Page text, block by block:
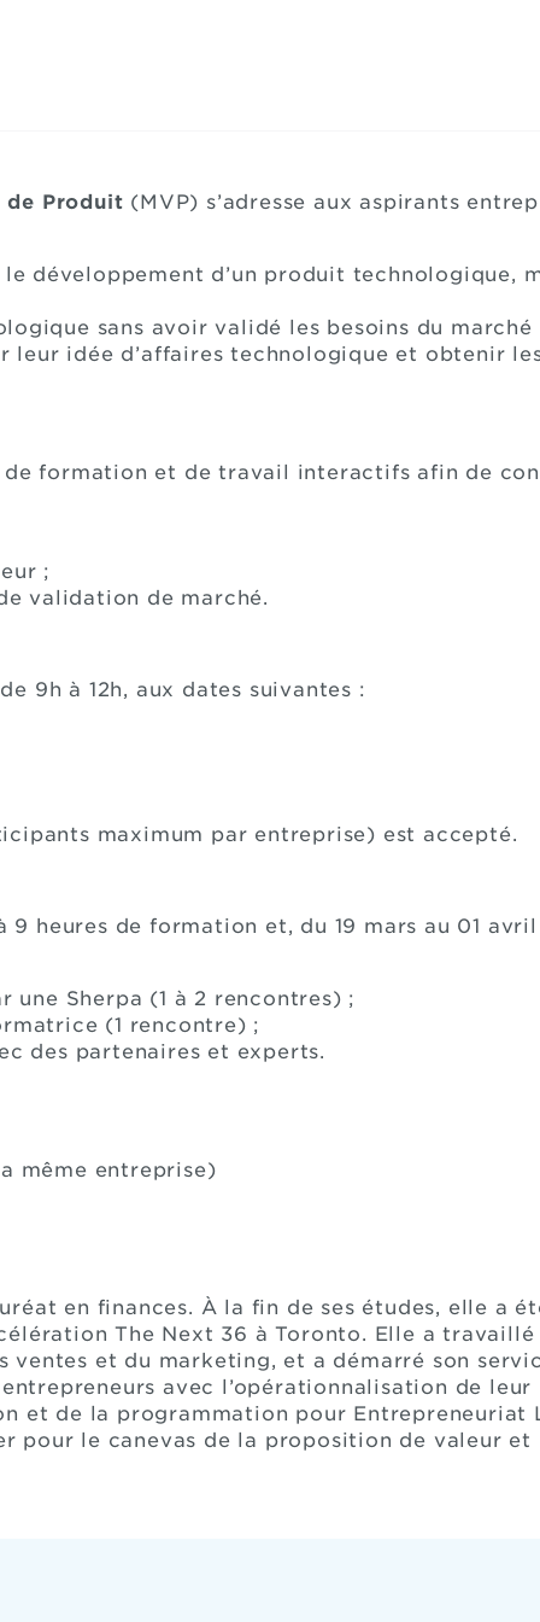
de Produit (MVP) s’adresse aux aspirants
le développement d’un produit technologique,
sans avoir validé les besoins du marché
leur idée d’affaires technologique et obtenir
formation et de travail interactifs afin de
;
validation de marché.
9h à 12h, aux dates suivantes :
maximum par entreprise) est accepté.
9 heures de formation et, du 19 mars au 01
une Sherpa (1 à 2 rencontres) ;
(1 rencontre) ;
des partenaires et experts.
même entreprise)
en finances. À la fin de ses études, elle a
The Next 36 à Toronto. Elle a
et du marketing, et a démarré son
avec l’opérationnalisation de leur
et de la programmation pour Entrepreneuriat
pour le canevas de la proposition de valeur et